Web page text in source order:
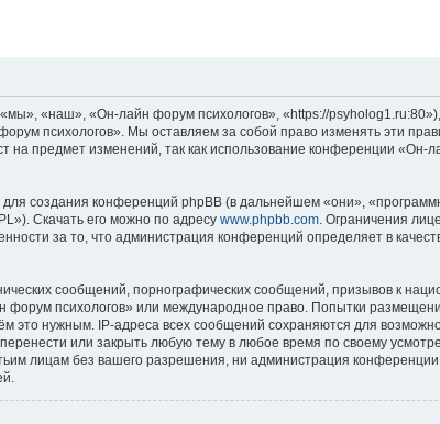
«наш», «Он-лайн форум психологов», «https://
психологов». Мы оставляем за собой право изменять эти
предмет изменений, так как использование конференции
создания конференций phpBB (в дальнейшем «они»,
Скачать его можно по адресу www.phpbb.com . Ограничения
за то, что администрация конференций определяет в
сообщений, порнографических сообщений, призывов к
форум психологов» или международное право. Попытки
это нужным. IP-адреса всех сообщений сохраняются для
или закрыть любую тему в любое время по своему
лицам без вашего разрешения, ни администрация